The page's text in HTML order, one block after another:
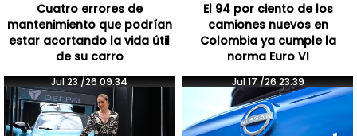
Cuatro errores de
mantenimiento que podrían
estar acortando la vida útil
de su carro
El 94 por ciento de los
camiones nuevos en
Colombia ya cumple la
norma Euro VI
Jul 23 /26 09:34 Jul 17 /26 23:39